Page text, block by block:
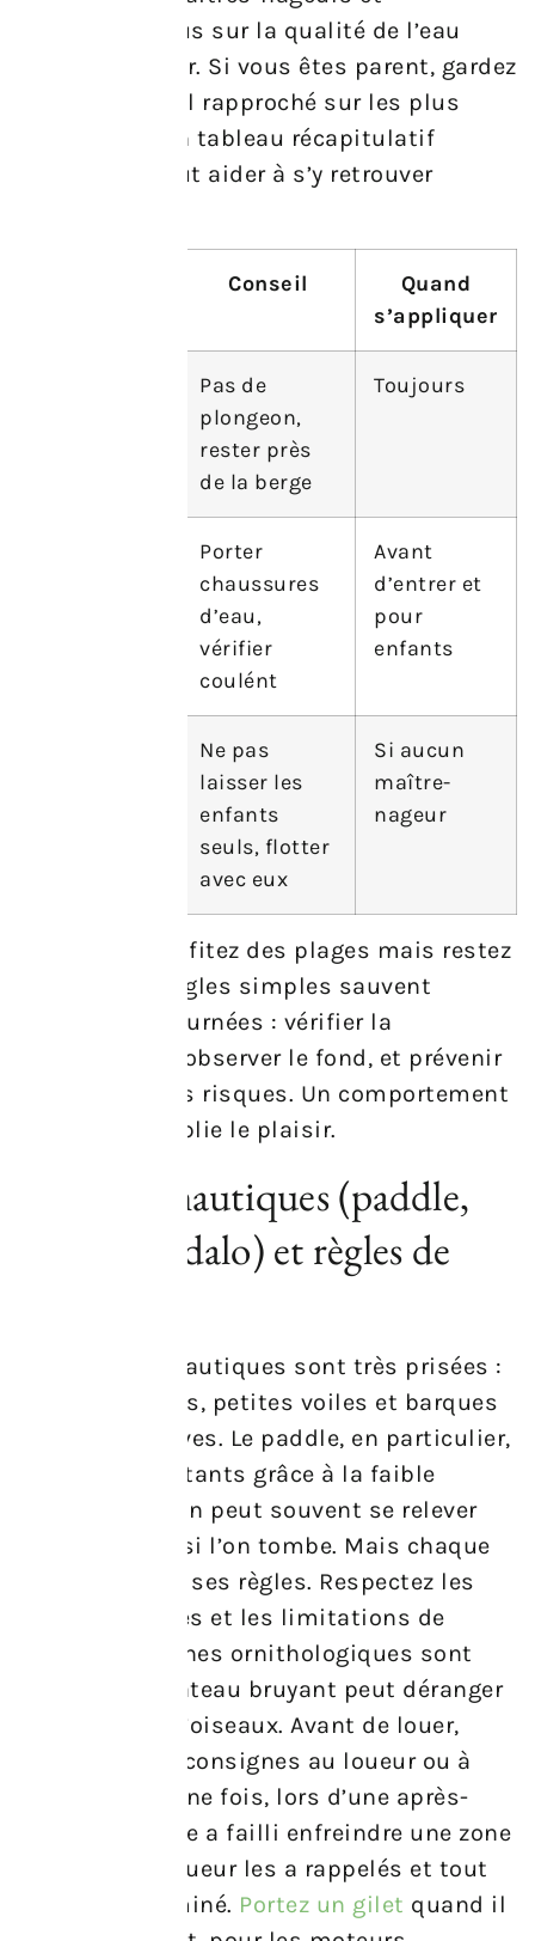
renseignez-vous sur la qualité de l’eau
avant d’y entrer. Si vous êtes parent, gardez
toujours un œil rapproché sur les plus
petits. Voici un tableau récapitulatif
simple qui peut aider à s’y retrouver
Conseil
Quand
s’appliquer
Pas de
plongeon,
rester près
de la berge
Toujours
Porter
chaussures
d’eau,
vérifier
coulént
Avant
d’entrer et
pour
enfants
Ne pas
laisser les
enfants
seuls, flotter
avec eux
Si aucun
maître-
nageur
En résumé, profitez des plages mais restez
vigilant. Les règles simples sauvent
souvent des journées : vérifier la
signalisation, observer le fond, et prévenir
les enfants des risques. Un comportement
prudent multiplie le plaisir.
Activités nautiques (paddle,
bateau, pédalo) et règles de
Les activités nautiques sont très prisées :
paddle, pédalos, petites voiles et barques
animent les rives. Le paddle, en particulier,
plaît aux débutants grâce à la faible
profondeur — on peut souvent se relever
sans panique si l’on tombe. Mais chaque
embarcation a ses règles. Respectez les
zones protégées et les limitations de
vitesse. Les zones ornithologiques sont
fragiles : un bateau bruyant peut déranger
des colonies d’oiseaux. Avant de louer,
demandez les consignes au loueur ou à
l’office local. Une fois, lors d’une après-
midi, un groupe a failli enfreindre une zone
protégée ; le loueur les a rappelés et tout
s’est bien terminé. Portez un gilet quand il